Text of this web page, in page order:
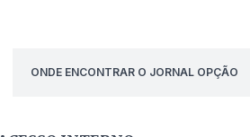
ONDE ENCONTRAR O JORNAL OPÇÃO